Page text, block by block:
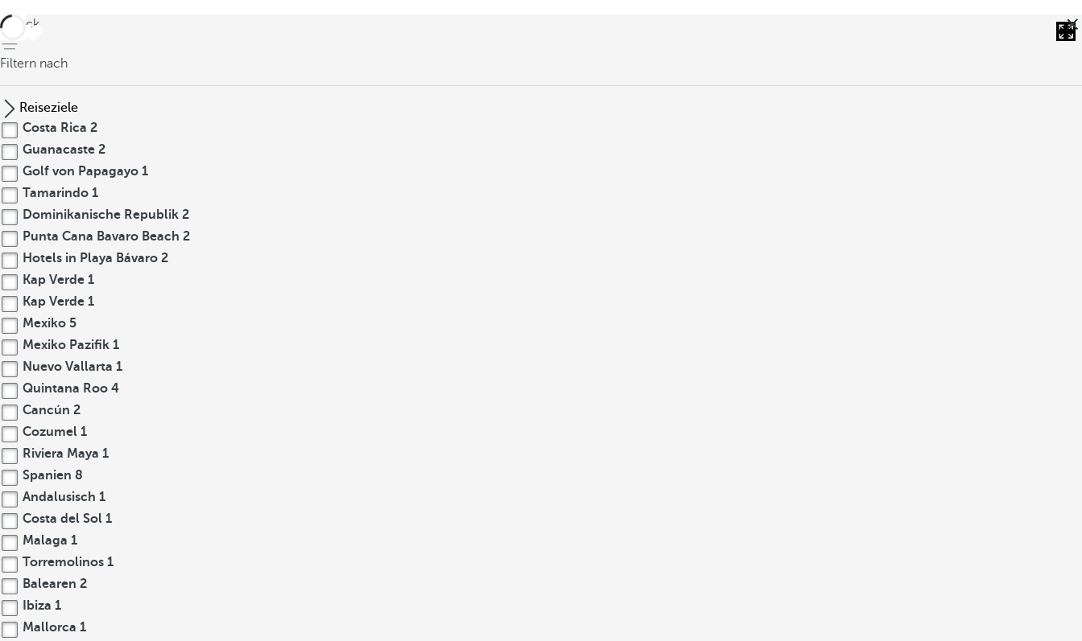
zurück
Filtern nach
Reiseziele
Costa Rica 2
Guanacaste 2
Golf von Papagayo 1
Tamarindo 1
Dominikanische Republik 2
Punta Cana Bavaro Beach 2
Hotels in Playa Bávaro 2
Kap Verde 1
Kap Verde 1
Mexiko 5
Mexiko Pazifik 1
Nuevo Vallarta 1
Quintana Roo 4
Cancún 2
Cozumel 1
Riviera Maya 1
Spanien 8
Andalusisch 1
Costa del Sol 1
Malaga 1
Torremolinos 1
Balearen 2
Ibiza 1
Mallorca 1